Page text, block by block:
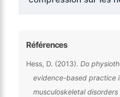
Références
Hess, D. (2013). Do
evidence-based practice
musculoskeletal